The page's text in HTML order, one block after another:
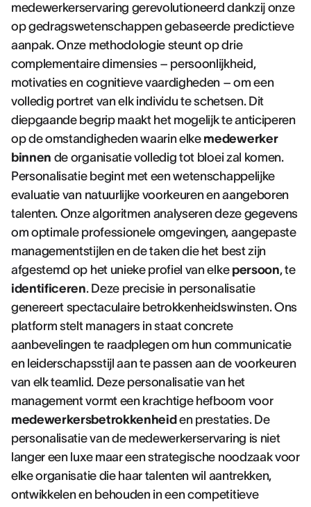
medewerkerservaring gerevolutioneerd dankzij onze
op gedragswetenschappen gebaseerde predictieve
aanpak. Onze methodologie steunt op drie
complementaire dimensies – persoonlijkheid,
motivaties en cognitieve vaardigheden – om een
volledig portret van elk individu te schetsen. Dit
diepgaande begrip maakt het mogelijk te anticiperen
op de omstandigheden waarin elke medewerker
binnen de organisatie volledig tot bloei zal komen.
Personalisatie begint met een wetenschappelijke
evaluatie van natuurlijke voorkeuren en aangeboren
talenten. Onze algoritmen analyseren deze gegevens
om optimale professionele omgevingen, aangepaste
managementstijlen en de taken die het best zijn
afgestemd op het unieke profiel van elke persoon, te
identificeren. Deze precisie in personalisatie
genereert spectaculaire betrokkenheidswinsten. Ons
platform stelt managers in staat concrete
aanbevelingen te raadplegen om hun communicatie
en leiderschapsstijl aan te passen aan de voorkeuren
van elk teamlid. Deze personalisatie van het
management vormt een krachtige hefboom voor
medewerkersbetrokkenheid en prestaties. De
personalisatie van de medewerkerservaring is niet
langer een luxe maar een strategische noodzaak voor
elke organisatie die haar talenten wil aantrekken,
ontwikkelen en behouden in een competitieve